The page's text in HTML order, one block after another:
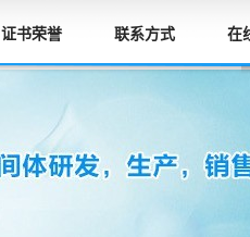
证书荣誉 联系方式 在